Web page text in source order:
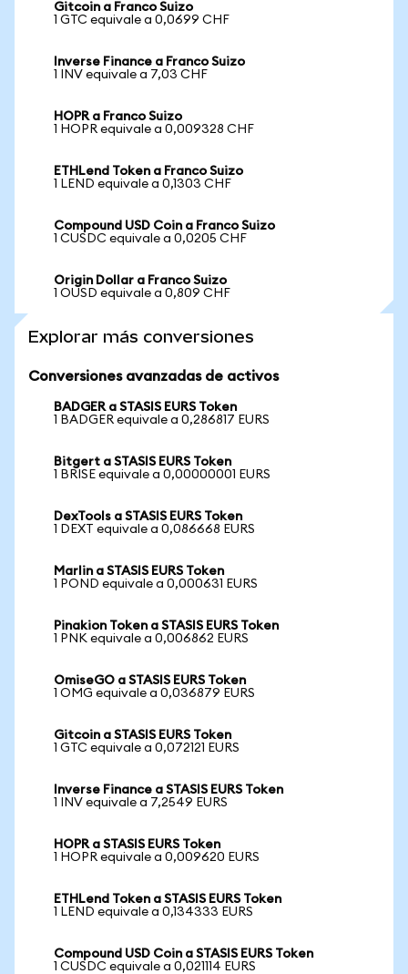
Gitcoin a Franco Suizo
1 GTC equivale a 0,0699 CHF
Inverse Finance a Franco Suizo
1 INV equivale a 7,03 CHF
HOPR a Franco Suizo
1 HOPR equivale a 0,009328 CHF
ETHLend Token a Franco Suizo
1 LEND equivale a 0,1303 CHF
Compound USD Coin a Franco Suizo
1 CUSDC equivale a 0,0205 CHF
Origin Dollar a Franco Suizo
1 OUSD equivale a 0,809 CHF
Explorar más conversiones
Conversiones avanzadas de activos
BADGER a STASIS EURS Token
1 BADGER equivale a 0,286817 EURS
Bitgert a STASIS EURS Token
1 BRISE equivale a 0,00000001 EURS
DexTools a STASIS EURS Token
1 DEXT equivale a 0,086668 EURS
Marlin a STASIS EURS Token
1 POND equivale a 0,000631 EURS
Pinakion Token a STASIS EURS Token
1 PNK equivale a 0,006862 EURS
OmiseGO a STASIS EURS Token
1 OMG equivale a 0,036879 EURS
Gitcoin a STASIS EURS Token
1 GTC equivale a 0,072121 EURS
Inverse Finance a STASIS EURS Token
1 INV equivale a 7,2549 EURS
HOPR a STASIS EURS Token
1 HOPR equivale a 0,009620 EURS
ETHLend Token a STASIS EURS Token
1 LEND equivale a 0,134333 EURS
Compound USD Coin a STASIS EURS Token
1 CUSDC equivale a 0,021114 EURS